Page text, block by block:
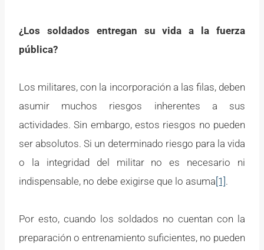
¿Los soldados entregan su vida a la fuerza
pública?
Los militares, con la incorporación a las filas, deben
asumir muchos riesgos inherentes a sus
actividades. Sin embargo, estos riesgos no pueden
ser absolutos. Si un determinado riesgo para la vida
o la integridad del militar no es necesario ni
indispensable, no debe exigirse que lo asuma [1] .
Por esto, cuando los soldados no cuentan con la
preparación o entrenamiento suficientes, no pueden